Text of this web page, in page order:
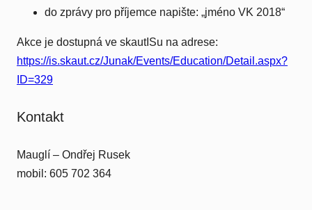
do zprávy pro příjemce napište: „jméno VK 2018“
Akce je dostupná ve skautISu na adrese:
https://is.skaut.cz/Junak/Events/Education/Detail.aspx?
ID=329
Kontakt
Mauglí – Ondřej Rusek
mobil: 605 702 364